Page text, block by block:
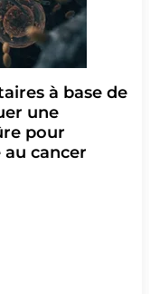
à base de
une
pour
cancer